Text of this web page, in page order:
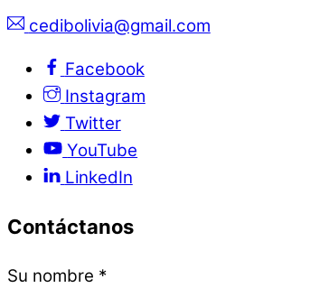
cedibolivia@gmail.com
Facebook
Instagram
Twitter
YouTube
LinkedIn
Contáctanos
Su nombre *